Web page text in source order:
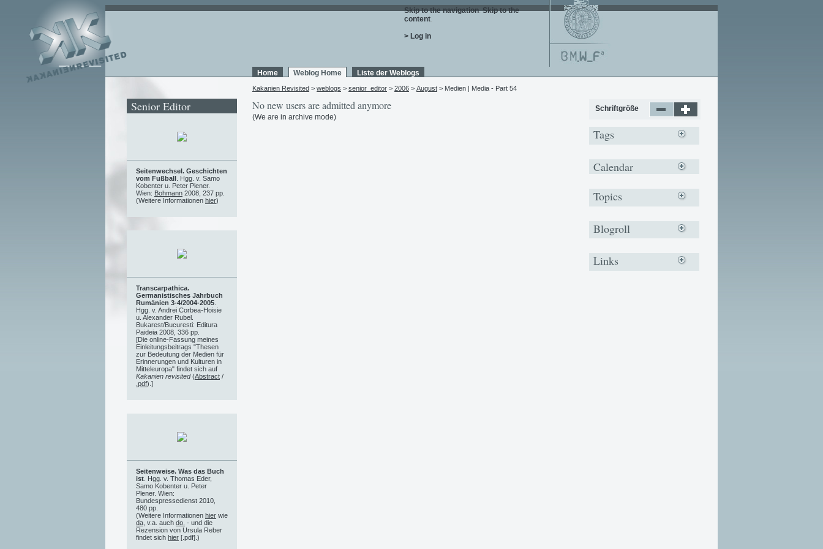
Skip to the navigation. Skip to the
content.
> Log in
Home Weblog Home Liste der Weblogs
Kakanien Revisited > weblogs > senior_editor > 2006 > August > Medien | Media - Part 54
No new users are admitted anymore
(We are in archive mode)
Senior Editor
Seitenwechsel. Geschichten
vom Fußball . Hgg. v. Samo
Kobenter u. Peter Plener.
Wien: Bohmann 2008, 237 pp.
(Weitere Informationen hier)
Transcarpathica.
Germanistisches Jahrbuch
Rumänien 3-4/2004-2005
Hgg. v. Andrei Corbea-Hoisie
u. Alexander Rubel.
Bukarest/Bucuresti: Editura
Paideia 2008, 336 pp.
[Die online-Fassung meines
Einleitungsbeitrags "Thesen
zur Bedeutung der Medien für
Erinnerungen und Kulturen in
Mitteleuropa" findet sich auf
Kakanien revisited(Abstract /
.pdf).]
Seitenweise. Was das Buch
ist . Hgg. v. Thomas Eder,
Samo Kobenter u. Peter
Plener. Wien:
Bundespressedienst 2010,
480 pp.
(Weitere Informationen hier wie
da , v.a. auch do. - und die
Rezension von Ursula Reber
findet sich hier [.pdf].)
Schriftgröße
Tags
Calendar
Topics
Blogroll
Links